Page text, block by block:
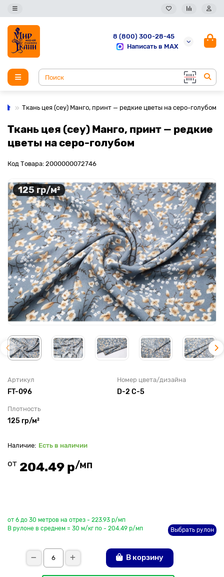
8 (800) 300-28-45
Написать в MAX
Ткань цея (cey) Манго, принт — редкие цветы на серо-голубом
Ткань цея (cey) Манго, принт — редкие
цветы на серо-голубом
Код Товара: 2000000072746
125 гр/м²
Артикул
FT-096
Номер цвета/дизайна
D-2 С-5
Плотность
125 гр/м²
Есть в наличии
от 204.49 р/мп
от 6 до 30 метров на отрез - 223.93 р/мп
В рулоне в среднем = 30 м/кг по - 204.49 р/мп
Выбрать рулон
В корзину